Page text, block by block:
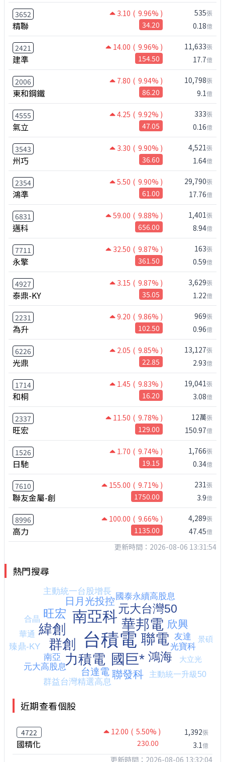
3652 3.10 ( 9.96% )
精聯 34.20
535張
0.18億
2421 14.00 ( 9.96% )
建準 154.50
11,633張
17.7億
2006 7.80 ( 9.94% )
東和鋼鐵 86.20
10,798張
9.1億
4555 4.25 ( 9.92% )
氣立 47.05
333張
0.16億
3543 3.30 ( 9.90% )
州巧 36.60
4,521張
1.64億
2354 5.50 ( 9.90% )
鴻準 61.00
29,790張
17.76億
6831 59.00 ( 9.88% )
邁科 656.00
1,401張
8.94億
7711 32.50 ( 9.87% )
永擎 361.50
163張
0.59億
4927 3.15 ( 9.87% )
泰鼎-KY 35.05
3,629張
1.22億
2231 9.20 ( 9.86% )
為升 102.50
969張
0.96億
6226 2.05 ( 9.85% )
光鼎 22.85
13,127張
2.93億
1714 1.45 ( 9.83% )
和桐 16.20
19,041張
3.08億
2337 11.50 ( 9.78% )
旺宏 129.00
12萬張
150.97億
1526 1.70 ( 9.74% )
日馳 19.15
1,766張
0.34億
7610 155.00 ( 9.71% )
聯友金屬-創 1750.00
231張
3.9億
8996 100.00 ( 9.66% )
高力 1135.00
4,289張
47.45億
更新時間：2026-08-06 13:31:54
熱門搜尋
近期查看個股
4722 12.00 ( 5.50% )
國精化 230.00
1,392張
3.1億
更新時間：2026-08-06 13:32:04